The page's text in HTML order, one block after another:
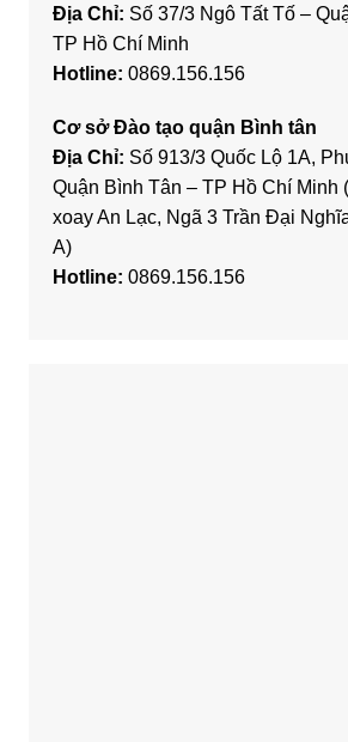
Địa Chỉ: Số 37/3 Ngô Tất Tố –
TP Hồ Chí Minh
Hotline: 0869.156.156
Cơ sở Đào tạo quận Bình tân
Địa Chỉ: Số 913/3 Quốc Lộ 1A,
Quận Bình Tân – TP Hồ Chí Minh
xoay An Lạc, Ngã 3 Trần Đại
A)
Hotline: 0869.156.156